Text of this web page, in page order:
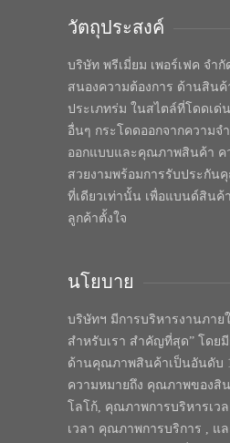
วัตถุประสงค์
บริษัท พรีเมี่ยม เพอร์เฟค จำ
สนองความต้องการ ด้านสินค้
ประเภทร่ม ในสไตล์ที่โดดเด่
อื่นๆ กระโดดออกจากความจำ
ออกแบบและคุณภาพสินค้า ค
สวยงามพร้อมการรับประกัน
ที่เดียวเท่านั้น เพื่อแบนด์สินค้
ลูกค้าตั้งใจ
นโยบาย
บริษัทฯ มีการบริหารงานภา
สำหรับเรา สำคัญที่สุด” โดย
ด้านคุณภาพสินค้าเป็นอันดับ
ความหมายถึง คุณภาพของสิ
โลโก้, คุณภาพการบริหารเว
เวลา คุณภาพการบริการ , แ